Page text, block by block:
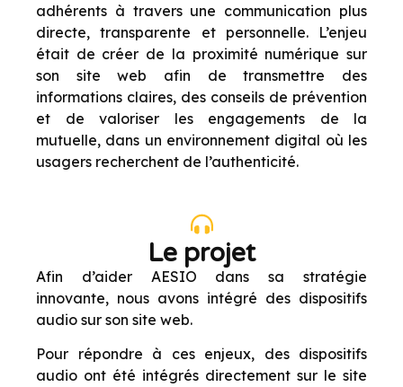
adhérents à travers une communication plus
directe, transparente et personnelle. L’enjeu
était de créer de la proximité numérique sur
son site web afin de transmettre des
informations claires, des conseils de prévention
et de valoriser les engagements de la
mutuelle, dans un environnement digital où les
usagers recherchent de l’authenticité.
Le projet
Afin d’aider AESIO dans sa stratégie
innovante, nous avons intégré des dispositifs
audio sur son site web.
Pour répondre à ces enjeux, des dispositifs
audio ont été intégrés directement sur le site